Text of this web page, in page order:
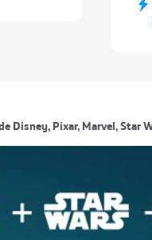
Disney, Pixar, Marvel, Star